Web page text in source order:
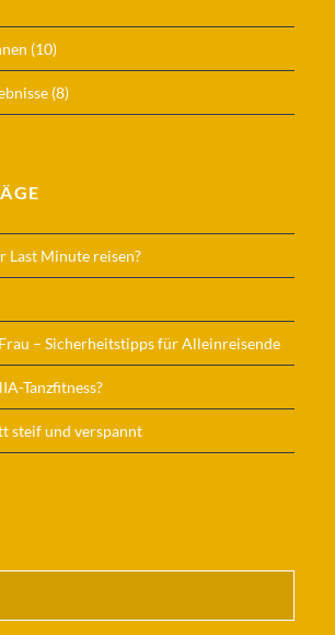
(10)
(8)
Last Minute reisen?
– Sicherheitstipps für Alleinreisende
Tanzfitness?
steif und verspannt